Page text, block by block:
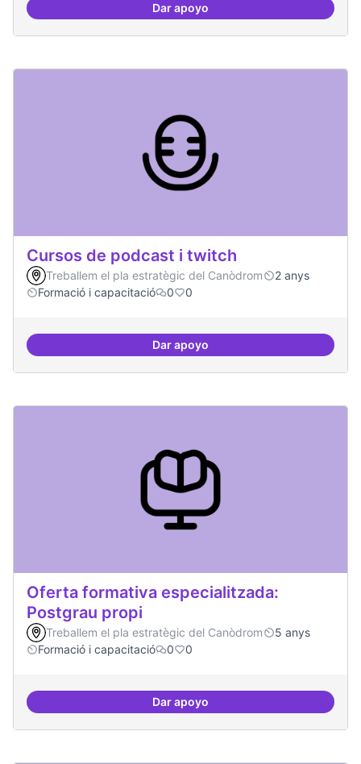
Dar apoyoFormació especialitzada en
Cursos de podcast i twitch
Treballem el pla estratègic del Canòdrom
2 anys
Formació i capacitació
0 0
Dar apoyoCursos de podcast i twitch
Oferta formativa especialitzada:
Postgrau propi
Treballem el pla estratègic del Canòdrom
5 anys
Formació i capacitació
0 0
Dar apoyoOferta formativa especialitzada: